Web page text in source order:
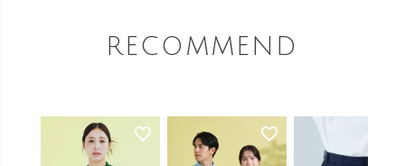
RECOMMEND